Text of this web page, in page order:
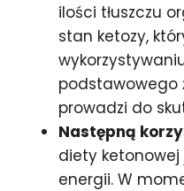
ilości tłuszczu
stan ketozy,
podstawowego
prowadzi do
Następną
diety
energii. W